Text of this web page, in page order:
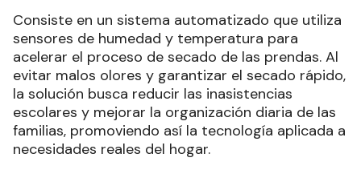
Consiste en un sistema automatizado que utiliza
sensores de humedad y temperatura para
acelerar el proceso de secado de las prendas. Al
evitar malos olores y garantizar el secado rápido,
la solución busca reducir las inasistencias
escolares y mejorar la organización diaria de las
familias, promoviendo así la tecnología aplicada a
necesidades reales del hogar.